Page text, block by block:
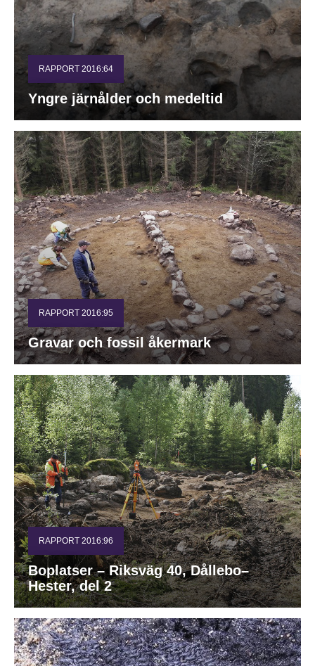
RAPPORT 2016:64
Yngre järnålder och medeltid
RAPPORT 2016:95
Gravar och fossil åkermark
RAPPORT 2016:96
Boplatser – Riksväg 40, Dållebo–
Hester, del 2